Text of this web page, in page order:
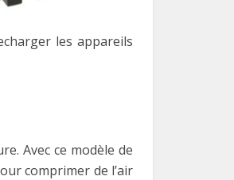
les appareils
Avec ce modèle de
comprimer de l’air